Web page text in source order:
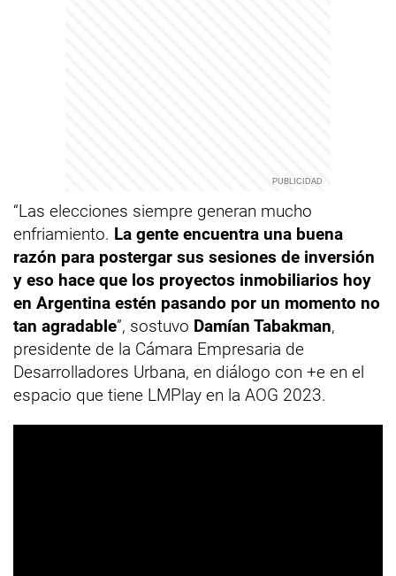
“Las elecciones siempre generan mucho
enfriamiento. La gente encuentra una buena
razón para postergar sus sesiones de inversión
y eso hace que los proyectos inmobiliarios hoy
en Argentina estén pasando por un momento no
tan agradable”, sostuvo Damían Tabakman,
presidente de la Cámara Empresaria de
Desarrolladores Urbana, en diálogo con +e en el
espacio que tiene LMPlay en la AOG 2023.